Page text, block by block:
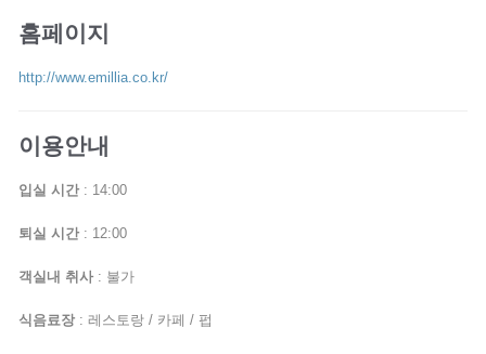
홈페이지
http://www.emillia.co.kr/
이용안내
입실 시간 : 14:00
퇴실 시간 : 12:00
객실내 취사 : 불가
식음료장 : 레스토랑 / 카페 / 펍